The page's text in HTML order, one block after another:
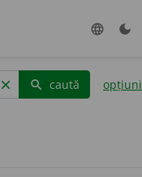
language dark_mode
clear search caută opțiuni